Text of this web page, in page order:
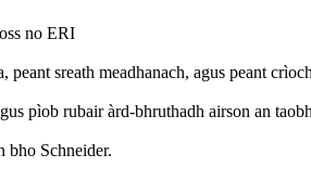
no ERI
peant sreath meadhanach, agus peant
pìob rubair àrd-bhruthadh airson an
bho Schneider.